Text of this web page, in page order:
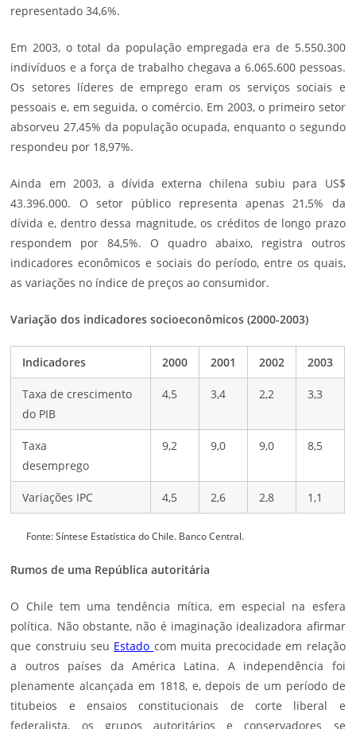
representado 34,6%.
Em 2003, o total da população empregada era de 5.550.300
indivíduos e a força de trabalho chegava a 6.065.600 pessoas.
Os setores líderes de emprego eram os serviços sociais e
pessoais e, em seguida, o comércio. Em 2003, o primeiro setor
absorveu 27,45% da população ocupada, enquanto o segundo
respondeu por 18,97%.
Ainda em 2003, a dívida externa chilena subiu para US$
43.396.000. O setor público representa apenas 21,5% da
dívida e, dentro dessa magnitude, os créditos de longo prazo
respondem por 84,5%. O quadro abaixo, registra outros
indicadores econômicos e sociais do período, entre os quais,
as variações no índice de preços ao consumidor.
Variação dos indicadores socioeconômicos (2000-2003)
Indicadores 2000 2001 2002 2003
Taxa de crescimento
do PIB
4,5 3,4 2,2 3,3
Taxa
desemprego
9,2 9,0 9,0 8,5
Variações IPC 4,5 2,6 2,8 1,1
Fonte: Síntese Estatística do Chile. Banco Central.
Rumos de uma República autoritária
O Chile tem uma tendência mítica, em especial na esfera
política. Não obstante, não é imaginação idealizadora afirmar
que construiu seu Estado com muita precocidade em relação
a outros países da América Latina. A independência foi
plenamente alcançada em 1818, e, depois de um período de
titubeios e ensaios constitucionais de corte liberal e
federalista, os grupos autoritários e conservadores se